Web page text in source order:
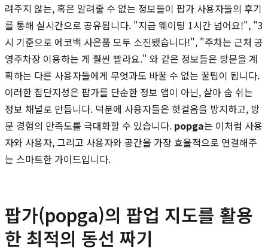
려주지 않는, 혹은 알려줄 수 없는 정보들이 팝가 사용자들의 후기
를 통해 실시간으로 공유됩니다. "지금 웨이팅 1시간 넘어요!", "3
시 기준으로 에코백 사은품 모두 소진됐습니다!", "주차는 근처 공
영주차장 이용하는 게 훨씬 빨라요." 와 같은 정보들은 방문을 계
획하는 다른 사용자들에게 무엇과도 바꿀 수 없는 꿀팁이 됩니다.
이러한 집단지성은 팝가를 단순한 정보 앱이 아닌, 살아 숨 쉬는
정보 채널로 만듭니다. 덕분에 사용자들은 헛걸음을 방지하고, 방
문 경험의 만족도를 극대화할 수 있습니다. popga는 이처럼 사용
자와 사용자, 그리고 사용자와 공간을 가장 효율적으로 연결해주
는 스마트한 가이드입니다.
팝가(popga)의 팝업 지도를 활용
한 최적의 동선 짜기